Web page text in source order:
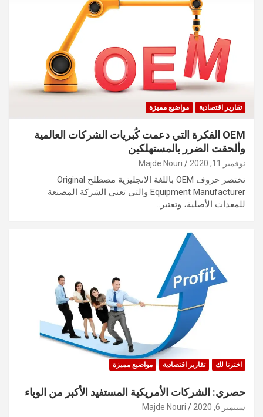
تقارير اقتصادية مواضيع مميزة
OEM الفكرة التي دعمت كُبريات الشركات العالمية
وألحقت الضرر بالمستهلكين
نوفمبر 11, 2020 Majde Nouri
تختصر حروف OEM باللغة الانجليزية مصطلح Original
Equipment Manufacturer والتي تعني الشركة المصنعة
للمعدات الأصلية، وتعتبر…
اخترنا لك تقارير اقتصادية مواضيع مميزة
حصري: الشركات الأمريكية المستفيد الأكبر من الوباء
سبتمبر 6, 2020 Majde Nouri